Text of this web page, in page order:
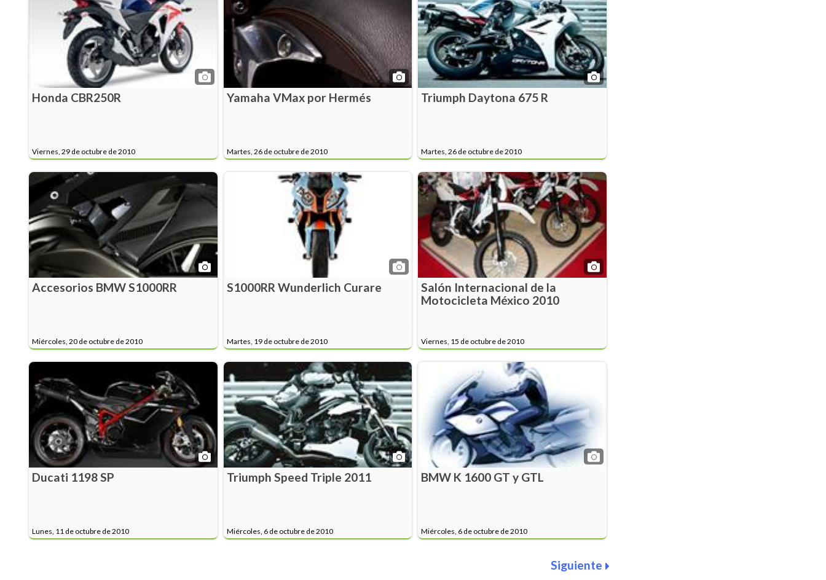
Honda CBR250R
Viernes, 29 de octubre de 2010
Yamaha VMax por Hermés
Martes, 26 de octubre de 2010
Triumph Daytona 675 R
Martes, 26 de octubre de 2010
Accesorios BMW S1000RR
Miércoles, 20 de octubre de 2010
S1000RR Wunderlich Curare
Martes, 19 de octubre de 2010
Salón Internacional de la
Motocicleta México 2010
Viernes, 15 de octubre de 2010
Ducati 1198 SP
Lunes, 11 de octubre de 2010
Triumph Speed Triple 2011
Miércoles, 6 de octubre de 2010
BMW K 1600 GT y GTL
Miércoles, 6 de octubre de 2010
Siguiente